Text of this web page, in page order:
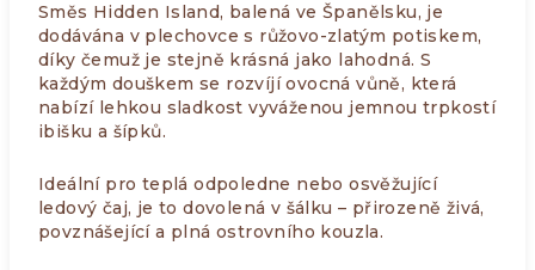
Směs Hidden Island, balená ve Španělsku, je
dodávána v plechovce s růžovo-zlatým potiskem,
díky čemuž je stejně krásná jako lahodná. S
každým douškem se rozvíjí ovocná vůně, která
nabízí lehkou sladkost vyváženou jemnou trpkostí
ibišku a šípků.
Ideální pro teplá odpoledne nebo osvěžující
ledový čaj, je to dovolená v šálku – přirozeně živá,
povznášející a plná ostrovního kouzla.